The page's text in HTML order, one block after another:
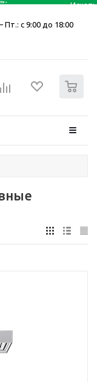
Пт.: с 9:00 до 18:00